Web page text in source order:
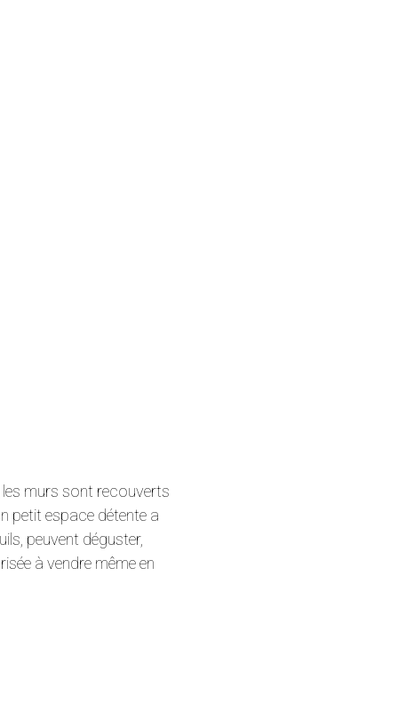
les murs sont recouverts
petit espace détente a
peuvent déguster,
à vendre même en